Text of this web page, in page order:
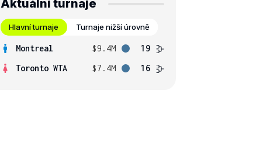
Aktuální turnaje
Hlavní turnaje Turnaje nižší úrovně
Montreal $9.4M
19
Toronto WTA
$7.4M 16